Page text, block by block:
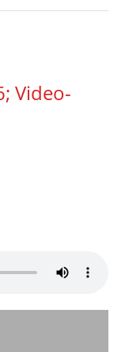
Video-